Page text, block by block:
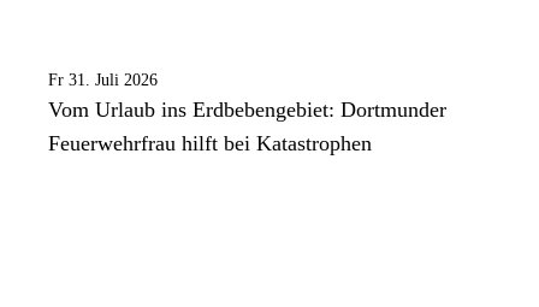
Fr 31. Juli 2026
Vom Urlaub ins Erdbebengebiet: Dortmunder
Feuerwehrfrau hilft bei Katastrophen